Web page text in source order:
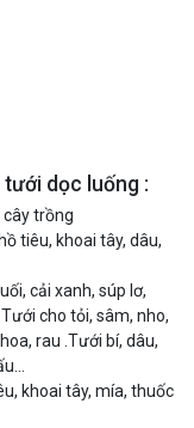
tưới dọc luống :
trồng
tiêu, khoai tây, dâu,
cải xanh, súp lơ,
cho tỏi, sâm, nho,
rau .Tưới bí, dâu,
khoai tây, mía, thuốc